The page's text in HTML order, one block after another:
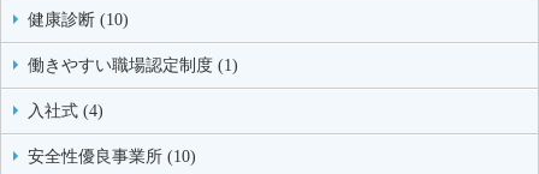
健康診断 (10)
働きやすい職場認定制度 (1)
入社式 (4)
安全性優良事業所 (10)